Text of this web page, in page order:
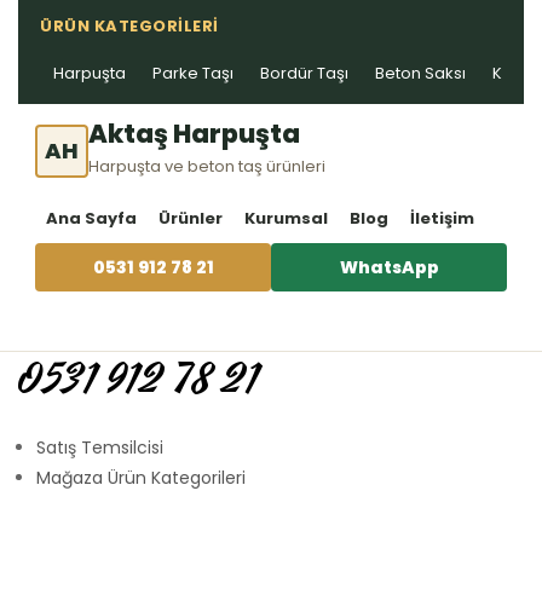
ÜRÜN KATEGORILERI
Harpuşta Parke Taşı Bordür Taşı Beton Saksı Kablo
AH Aktaş Harpuşta
Harpuşta ve beton taş ürünleri
Ana Sayfa Ürünler Kurumsal Blog İletişim
0531 912 78 21 WhatsApp
0531 912 78 21
Satış Temsilcisi
Mağaza Ürün Kategorileri